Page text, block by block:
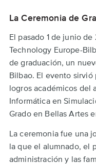
La Ceremonia de
El pasado 1 de junio
Technology Europe-
de graduación, un
Bilbao. El evento
logros académicos del
Informática en
Grado en Bellas Artes
La ceremonia fue una
la que el alumnado, el
administración y las